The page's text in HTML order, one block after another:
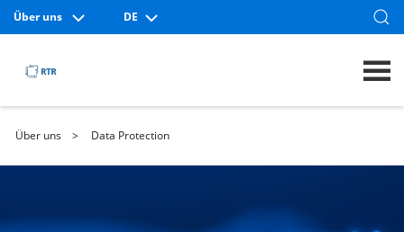
Über uns DE
Über uns Data Protection